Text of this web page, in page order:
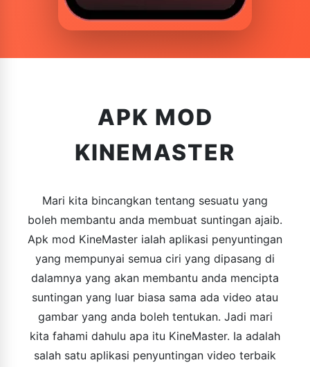
APK MOD
KINEMASTER
Mari kita bincangkan tentang sesuatu yang
boleh membantu anda membuat suntingan ajaib.
Apk mod KineMaster ialah aplikasi penyuntingan
yang mempunyai semua ciri yang dipasang di
dalamnya yang akan membantu anda mencipta
suntingan yang luar biasa sama ada video atau
gambar yang anda boleh tentukan. Jadi mari
kita fahami dahulu apa itu KineMaster. Ia adalah
salah satu aplikasi penyuntingan video terbaik